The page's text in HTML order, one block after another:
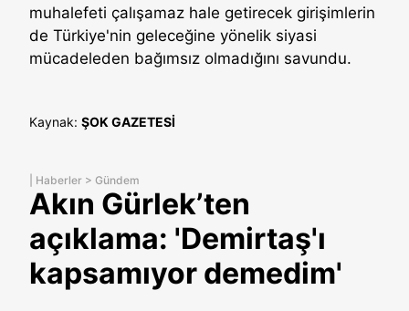
muhalefeti çalışamaz hale getirecek girişimlerin
de Türkiye'nin geleceğine yönelik siyasi
mücadeleden bağımsız olmadığını savundu.
Kaynak: ŞOK GAZETESİ
Haberler > Gündem
Akın Gürlek’ten
açıklama: 'Demirtaş'ı
kapsamıyor demedim'